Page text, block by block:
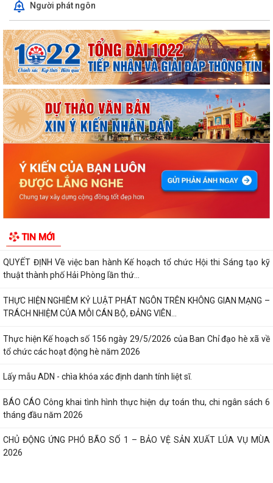
Người phát ngôn
TIN MỚI
ỦY BAN NHÂN DÂN XÃ NGUYỄN BỈNH KHIÊM TUYÊN TRUYỀN, HƯỚNG
DẪN NGƯỜI DÂN CHUYỂN ĐỔI THIẾT BỊ, SIM...
KẾ HOẠCH Triển khai tuyển chọn thực tập sinh nữ đi thực tập kỹ thuật
tại Nhật Bản Đợt II năm 2026
Kỷ niệm 79 năm Ngày Thương binh - Liệt sĩ (27-7-1947 – 27-7-2026)
KHẢO SÁT, THĂM DÒ Ý KIẾN SAU 01 NĂM THỰC HIỆN MÔ HÌNH CHÍNH
QUYỀN ĐỊA PHƯƠNG 02 CẤP
tư của cộng đồng các công trình,...
QUYẾT ĐỊNH Về việc ban hành Kế hoạch tổ chức Hội thi Sáng tạo kỹ
thuật thành phố Hải Phòng lần thứ...
THỰC HIỆN NGHIÊM KỶ LUẬT PHÁT NGÔN TRÊN KHÔNG GIAN MẠNG –
TRÁCH NHIỆM CỦA MỖI CÁN BỘ, ĐẢNG VIÊN...
Thực hiện Kế hoạch số 156 ngày 29/5/2026 của Ban Chỉ đạo hè xã về
tổ chức các hoạt động hè năm 2026
Lấy mẫu ADN - chìa khóa xác định danh tính liệt sĩ.
BÁO CÁO Công khai tình hình thực hiện dự toán thu, chi ngân sách 6
tháng đầu năm 2026
CHỦ ĐỘNG ỨNG PHÓ BÃO SỐ 1 – BẢO VỆ SẢN XUẤT LÚA VỤ MÙA
2026